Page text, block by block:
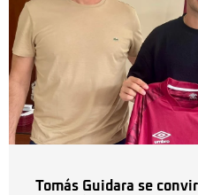
Tomás Guidara se